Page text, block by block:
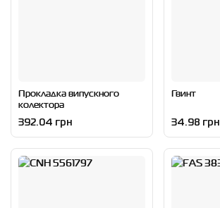
Прокладка випускного
колектора
392.04 грн
Гвинт
34.98 грн